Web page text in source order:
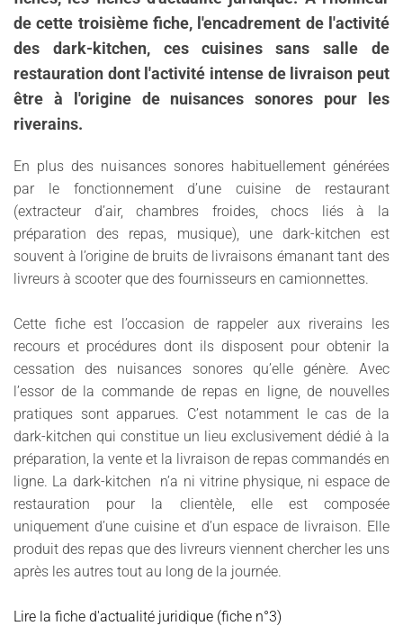
de cette troisième fiche, l'encadrement de l'activité
des dark-kitchen, ces cuisines sans salle de
restauration dont l'activité intense de livraison peut
être à l'origine de nuisances sonores pour les
riverains.
En plus des nuisances sonores habituellement générées
par le fonctionnement d’une cuisine de restaurant
(extracteur d’air, chambres froides, chocs liés à la
préparation des repas, musique), une dark-kitchen est
souvent à l’origine de bruits de livraisons émanant tant des
livreurs à scooter que des fournisseurs en camionnettes.
Cette fiche est l’occasion de rappeler aux riverains les
recours et procédures dont ils disposent pour obtenir la
cessation des nuisances sonores qu’elle génère. Avec
l’essor de la commande de repas en ligne, de nouvelles
pratiques sont apparues. C’est notamment le cas de la
dark-kitchen qui constitue un lieu exclusivement dédié à la
préparation, la vente et la livraison de repas commandés en
ligne. La dark-kitchen n’a ni vitrine physique, ni espace de
restauration pour la clientèle, elle est composée
uniquement d’une cuisine et d’un espace de livraison. Elle
produit des repas que des livreurs viennent chercher les uns
après les autres tout au long de la journée.
Lire la fiche d'actualité juridique (fiche n°3)